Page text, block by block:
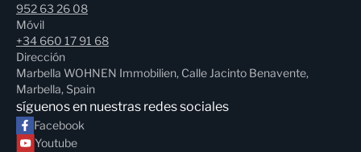
952 63 26 08
Móvil
+34 660 17 91 68
Dirección
Marbella WOHNEN Immobilien, Calle Jacinto Benavente,
Marbella, Spain
síguenos en nuestras redes sociales
Facebook
Youtube